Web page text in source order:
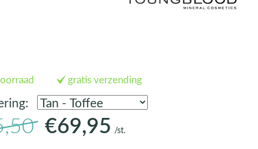
gratis verzending
€69,95 /st.